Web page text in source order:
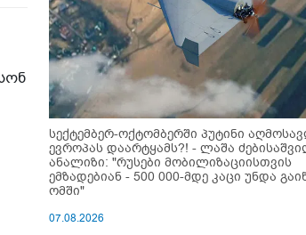
სექტემბერ-ოქტომბერში პუტინი
ევროპას დაარტყამს?! - ლაშა
ანალიზი: "რუსები მობი­ლიზაციისთვის
ემზადებიან - 500 000-მდე კაცი უნდა
ომში"
07.08.2026